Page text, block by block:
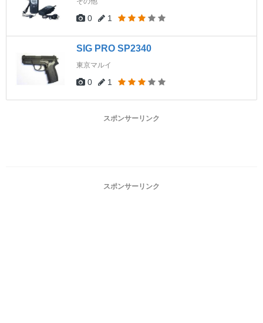
0 1
SIG PRO SP2340
東京マルイ
0 1
スポンサーリンク
スポンサーリンク